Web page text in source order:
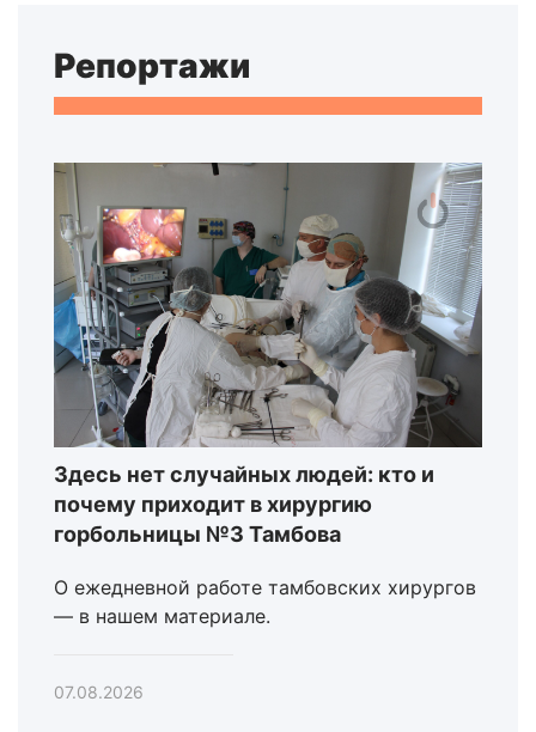
Репортажи
Здесь нет случайных людей: кто и
почему приходит в хирургию
горбольницы №3 Тамбова
О ежедневной работе тамбовских хирургов
— в нашем материале.
07.08.2026